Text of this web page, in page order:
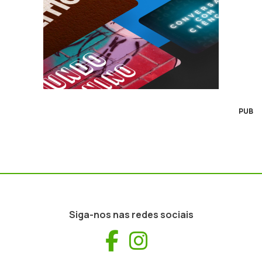
PUB
Siga-nos nas redes sociais
Facebook